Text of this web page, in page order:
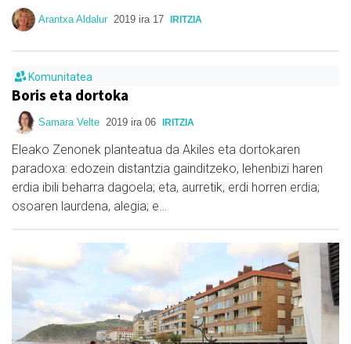
Arantxa Aldalur 2019 ira 17 IRITZIA
Komunitatea
Boris eta dortoka
Samara Velte 2019 ira 06 IRITZIA
Eleako Zenonek planteatua da Akiles eta dortokaren
paradoxa: edozein distantzia gainditzeko, lehenbizi haren
erdia ibili beharra dagoela; eta, aurretik, erdi horren erdia;
osoaren laurdena, alegia; e…